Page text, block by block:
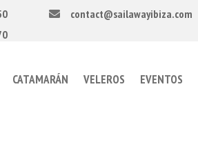
 contact@sailawayibiza.com
CATAMARÁN VELEROS EVENTOS